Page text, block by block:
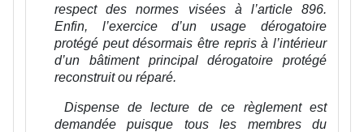
respect des normes visées à l’article 896.
Enfin, l’exercice d’un usage dérogatoire
protégé peut désormais être repris à l’intérieur
d’un bâtiment principal dérogatoire protégé
reconstruit ou réparé.
Dispense de lecture de ce règlement est
demandée puisque tous les membres du